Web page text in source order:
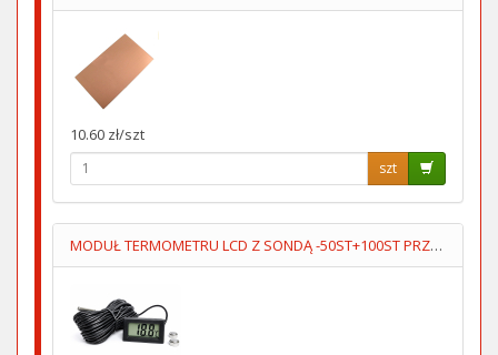
10.60 zł/szt
szt
MODUŁ TERMOMETRU LCD Z SONDĄ -50ST+100ST PRZEWÓD 5M